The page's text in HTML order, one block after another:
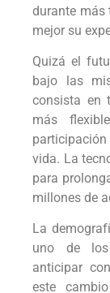
durante más
mejor su
Quizá el
bajo las
consista en
más
vida. La
para
millones de
La
uno de los
anticipar
este